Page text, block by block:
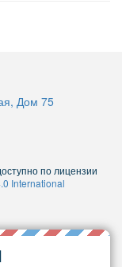
Дом 75
по лицензии
International